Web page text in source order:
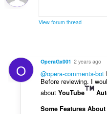
:
σ
:
ο
ή
σ
ε
ω
ν
:
View forum thread
O OperaGx001 2 years ago
@opera-comments-bot
Before reviewing. I
about YouTube
Some Features